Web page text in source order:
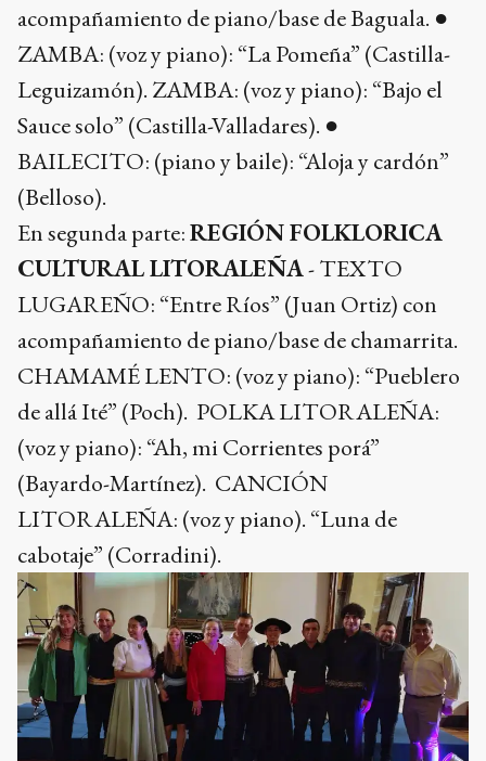
acompañamiento de piano/base de Baguala. ●
ZAMBA: (voz y piano): “La Pomeña” (Castilla-
Leguizamón). ZAMBA: (voz y piano): “Bajo el
Sauce solo” (Castilla-Valladares). ●
BAILECITO: (piano y baile): “Aloja y cardón”
(Belloso).
En segunda parte:REGIÓN FOLKLORICA
CULTURAL LITORALEÑA- TEXTO
LUGAREÑO: “Entre Ríos” (Juan Ortiz) con
acompañamiento de piano/base de chamarrita.
CHAMAMÉ LENTO: (voz y piano): “Pueblero
de allá Ité” (Poch). POLKA LITORALEÑA:
(voz y piano): “Ah, mi Corrientes porá”
(Bayardo-Martínez). CANCIÓN
LITORALEÑA: (voz y piano). “Luna de
cabotaje” (Corradini).